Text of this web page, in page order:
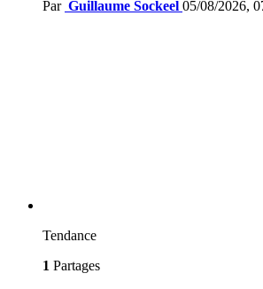
Par Guillaume Sockeel 05/08/2026,
Tendance
1 Partages